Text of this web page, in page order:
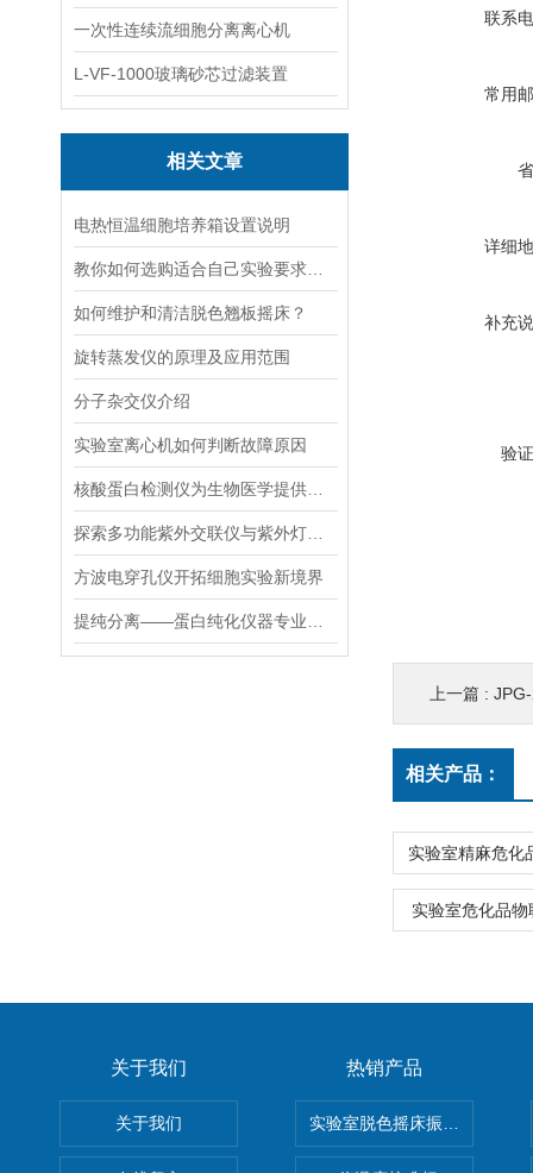
一次性连续流细胞分离离心机
L-VF-1000玻璃砂芯过滤装置
相关文章
电热恒温细胞培养箱设置说明
如何维护和清洁脱色翘板摇床？
旋转蒸发仪的原理及应用范围
分子杂交仪介绍
实验室离心机如何判断故障原因
方波电穿孔仪开拓细胞实验新境界
联系
常用
详细
补充
验
上一篇 : JPG-
相关产品：
实验室危化品
关于我们
关于我们
热销产品
实验室脱色摇床振荡器